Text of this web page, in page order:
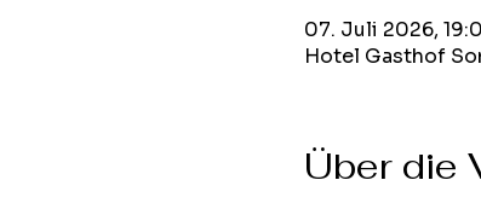
07. Juli 2026,
Hotel Gasthof
Über die